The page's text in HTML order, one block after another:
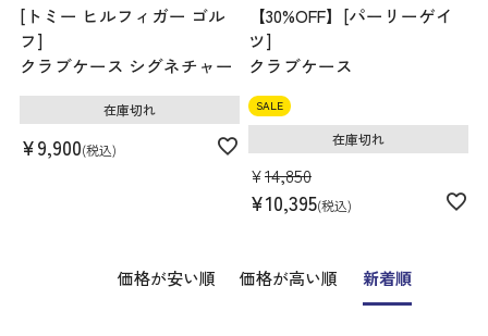
[トミー ヒルフィガー ゴル
フ]
クラブケース シグネチャー
¥9,900 税込
在庫切れ
【30%OFF】[パーリーゲイ
ツ]
クラブケース
SALE
¥14,850
¥10,395 税込
在庫切れ
価格が安い順 価格が高い順 新着順